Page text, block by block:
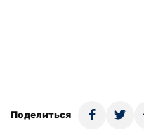
Поделиться